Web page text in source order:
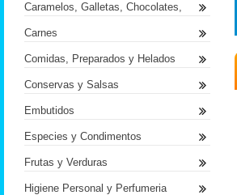
Caramelos, Galletas, Chocolates,
Carnes
Comidas, Preparados y Helados
Conservas y Salsas
Embutidos
Especies y Condimentos
Frutas y Verduras
Higiene Personal y Perfumeria